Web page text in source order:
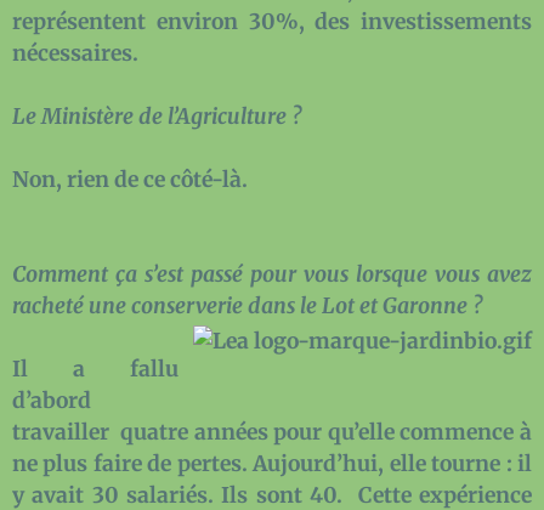
représentent environ 30%, des investissements
nécessaires.
Le Ministère de l’Agriculture ?
Non, rien de ce côté-là.
Comment ça s’est passé pour vous lorsque vous avez
racheté une conserverie dans le Lot et Garonne ?
Il a fallu
d’abord
travailler quatre années pour qu’elle commence à
ne plus faire de pertes. Aujourd’hui, elle tourne : il
y avait 30 salariés. Ils sont 40. Cette expérience